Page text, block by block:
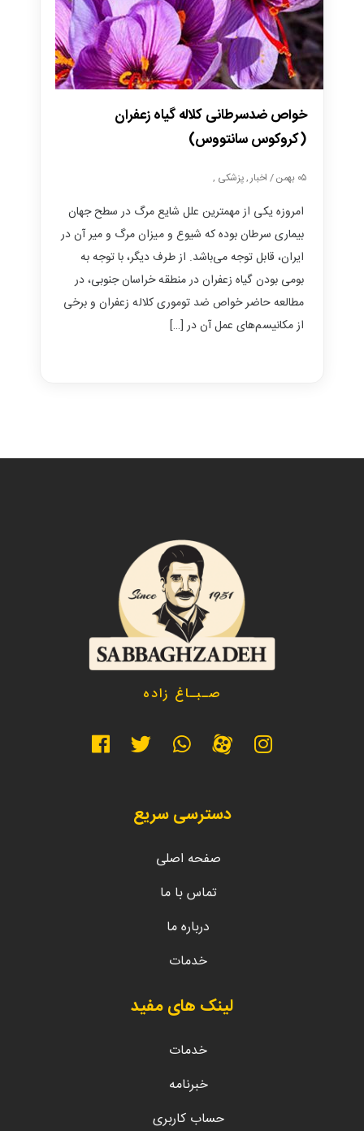
خواص ضدسرطانی کلاله گیاه زعفران
(کروکوس سانتووس)
۰۵ بهمن / اخبار , پزشکی ,
امروزه یکی از مهمترین علل شایع مرگ در سطح جهان
بیماری سرطان بوده که شیوع و میزان مرگ و میر آن در
ایران، قابل توجه می‌باشد. از طرف دیگر، با توجه به
بومی بودن گیاه زعفران در منطقه خراسان جنوبی، در
مطالعه حاضر خواص ضد توموری کلاله زعفران و برخی
از مکانیسم‌های عمل آن در […]
صـبـاغ زاده
دسترسی سریع
صفحه اصلی
تماس با ما
درباره ما
خدمات
لینک های مفید
خدمات
خبرنامه
حساب کاربری